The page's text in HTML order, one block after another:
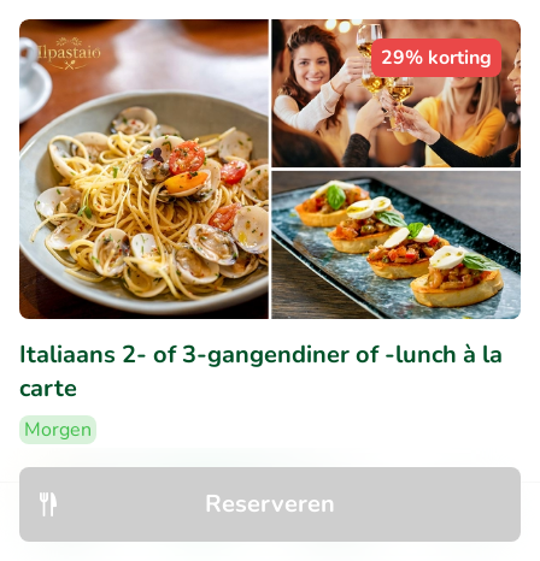
Reserveren
29% korting
Italiaans 2- of 3-gangendiner of -lunch à la
carte
Morgen
9.9